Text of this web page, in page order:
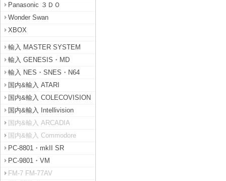
Panasonic ３ＤＯ
Wonder Swan
XBOX
輸入 MASTER SYSTEM
輸入 GENESIS・MD
輸入 NES・SNES・N64
国内&輸入 ATARI
国内&輸入 COLECOVISION
国内&輸入 Intellivision
国内&輸入 ARCADIA
国内&輸入 Commodore
PC-8801・mkII SR
PC-9801・VM
FM-7 FM-77AV